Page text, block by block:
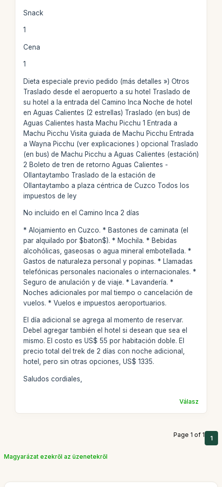
Snack
1
Cena
1
Dieta especiale previo pedido (más detalles ») Otros
Traslado desde el aeropuerto a su hotel Traslado de
su hotel a la entrada del Camino Inca Noche de hotel
en Aguas Calientes (2 estrellas) Traslado (en bus) de
Aguas Calientes hasta Machu Picchu 1 Entrada a
Machu Picchu Visita guiada de Machu Picchu Entrada
a Wayna Picchu (ver explicaciones ) opcional Traslado
(en bus) de Machu Picchu a Aguas Calientes (estación)
2 Boleto de tren de retorno Aguas Calientes -
Ollantaytambo Traslado de la estación de
Ollantaytambo a plaza céntrica de Cuzco Todos los
impuestos de ley
No incluido en el Camino Inca 2 días
* Alojamiento en Cuzco. * Bastones de caminata (el
par alquilado por $baton$). * Mochila. * Bebidas
alcohólicas, gaseosas o agua mineral embotellada. *
Gastos de naturaleza personal y popinas. * Llamadas
telefónicas personales nacionales o internacionales. *
Seguro de anulación y de viaje. * Lavandería. *
Noches adicionales por mal tiempo o cancelación de
vuelos. * Vuelos e impuestos aeroportuarios.
El día adicional se agrega al momento de reservar.
Debel agregar también el hotel si desean que sea el
mismo. El costo es US$ 55 por habitación doble. El
precio total del trek de 2 días con noche adicional,
hotel, pero sin otras opciones, US$ 1335.
Saludos cordiales,
Válasz
Page 1 of 1 1
Magyarázat ezekről az üzenetekről